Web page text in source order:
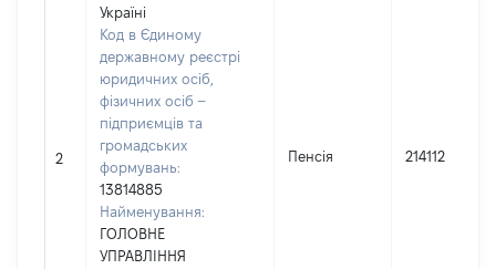
2
Україні
Код в Єдиному
державному реєстрі
юридичних осіб,
фізичних осіб –
підприємців та
громадських
формувань:
13814885
Найменування:
ГОЛОВНЕ
УПРАВЛІННЯ
Пенсія 214112